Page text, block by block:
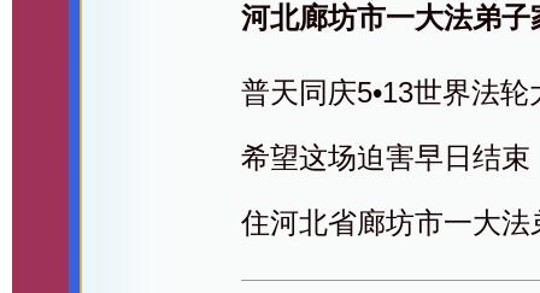
河北廊坊市一大法弟
普天同庆5•13世界法轮
希望这场迫害早日结
住河北省廊坊市一大